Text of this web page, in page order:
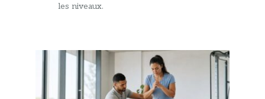
les niveaux.